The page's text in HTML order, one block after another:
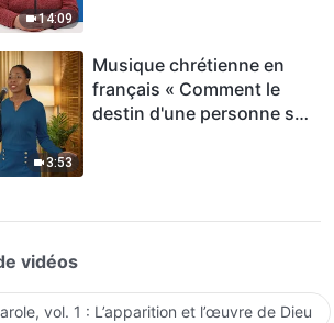
14:09
3:53
Musique chrétienne en
français « Comment le
destin d'une personne se
vidéos
vol. 1 : L’apparition et l’œuvre de Dieu